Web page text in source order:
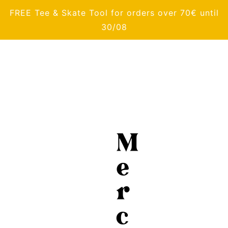
FREE Tee & Skate Tool for orders over 70€ until
30/08
M
e
r
c